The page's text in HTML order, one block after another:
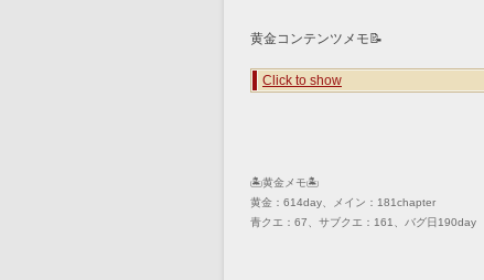
黄金コンテンツメモ📝
Click to show
🏝️黄金メモ🏝️
黄金：614day、メイン：181chapter
青クエ：67、サブクエ：161、バグ日190day